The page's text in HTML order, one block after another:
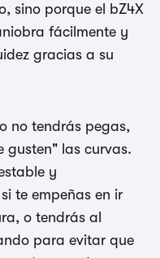
sino porque el bZ4X
fácilmente y
gracias a su
no tendrás pegas,
gusten" las curvas.
y
te empeñas en ir
o tendrás al
para evitar que